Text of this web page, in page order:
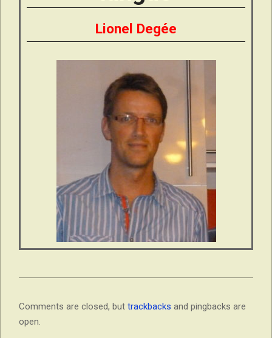
Lionel Degée
Comments are closed, but trackbacks and pingbacks are
open.